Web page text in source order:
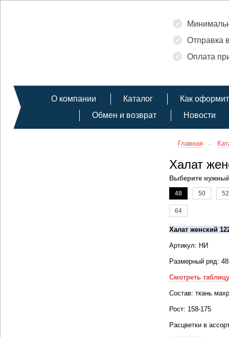
Отправка
Оплата
О компании Каталог
Как
Обмен и возврат
Новости
Главная
Халат
Выберите
48 50 52
64
Халат женский
Артикул: НИ
Размерный ряд:
Смотреть
Состав: ткань
Рост: 158-175
Расцветки в